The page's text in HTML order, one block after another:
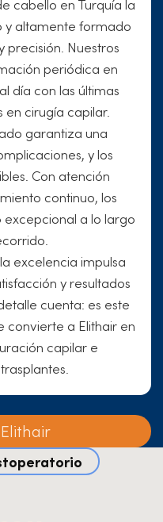
cabello en Turquía la
y altamente formado
Nuestros
periódica en
día con las últimas
en cirugía capilar.
garantiza una
y los
Con atención
continuo, los
a lo largo
excelencia impulsa
y resultados
cuenta: es este
convierte a Elithair en
capilar e